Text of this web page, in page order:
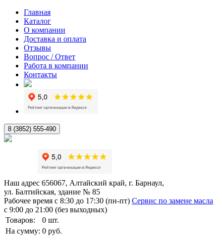
Главная
Каталог
О компании
Доставка и оплата
Отзывы
Вопрос / Ответ
Работа в компании
Контакты
8 (3852) 555-490
Наш адрес 656067, Алтайский край, г. Барнаул,
ул. Балтийская, здание № 85
Рабочее время с 8:30 до 17:30 (пн-пт) Сервис по замене масла
с 9:00 до 21:00 (без выходных)
Товаров:
0 шт.
На сумму: 0 руб.